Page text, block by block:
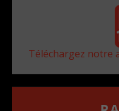
Téléchargez notre